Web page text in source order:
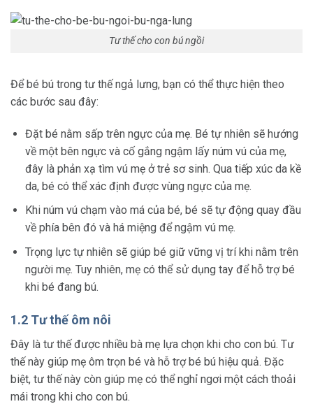
Tư thế cho con bú ngồi
Để bé bú trong tư thế ngả lưng, bạn có thể thực hiện theo
các bước sau đây:
Đặt bé nằm sấp trên ngực của mẹ. Bé tự nhiên sẽ hướng
về một bên ngực và cố gắng ngậm lấy núm vú của mẹ,
đây là phản xạ tìm vú mẹ ở trẻ sơ sinh. Qua tiếp xúc da kề
da, bé có thể xác định được vùng ngực của mẹ.
Khi núm vú chạm vào má của bé, bé sẽ tự động quay đầu
về phía bên đó và há miệng để ngậm vú mẹ.
Trọng lực tự nhiên sẽ giúp bé giữ vững vị trí khi nằm trên
người mẹ. Tuy nhiên, mẹ có thể sử dụng tay để hỗ trợ bé
khi bé đang bú.
1.2 Tư thế ôm nôi
Đây là tư thế được nhiều bà mẹ lựa chọn khi cho con bú. Tư
thế này giúp mẹ ôm trọn bé và hỗ trợ bé bú hiệu quả. Đặc
biệt, tư thế này còn giúp mẹ có thể nghỉ ngơi một cách thoải
mái trong khi cho con bú.